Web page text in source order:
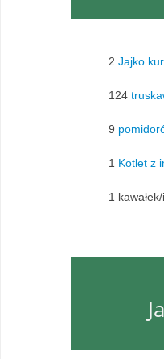
2 Jajko
124
9
1 Kotlet z
1 kawałek/i